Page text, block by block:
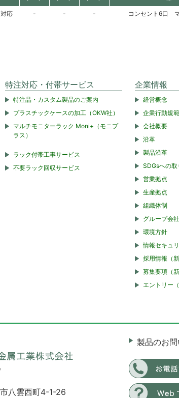
応 - - - コンセント6口
特注対応・付帯サービス
特注品・カスタム製品のご案内
プラスチックケースの加工（OKW社）
マルチモニターラック Moni+（モニプ
ラス）
ラック付帯工事サービス
不要ラック回収サービス
企業情報
経営概念
企業行動規範
会社概要
沿革
製品沿革
SDGsへの取
営業拠点
生産拠点
組織体制
グループ会社
環境方針
情報セキュ
採用情報（新
募集要項（新
エントリー（
八雲西町4-1-26
製品のお